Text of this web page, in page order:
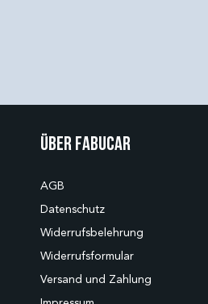
Über Fabucar
AGB
Datenschutz
Widerrufsbelehrung
Widerrufsformular
Versand und Zahlung